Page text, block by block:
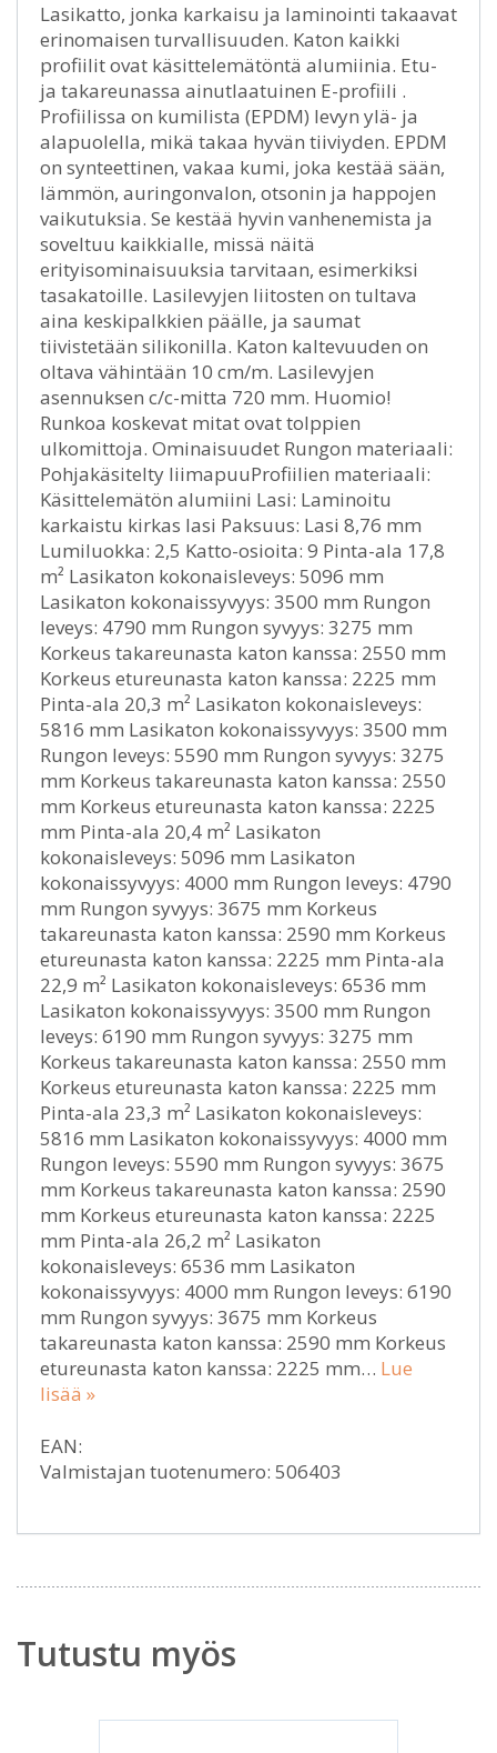
Lasikatto, jonka karkaisu ja laminointi takaavat
erinomaisen turvallisuuden. Katon kaikki
profiilit ovat käsittelemätöntä alumiinia. Etu-
ja takareunassa ainutlaatuinen E-profiili .
Profiilissa on kumilista (EPDM) levyn ylä- ja
alapuolella, mikä takaa hyvän tiiviyden. EPDM
on synteettinen, vakaa kumi, joka kestää sään,
lämmön, auringonvalon, otsonin ja happojen
vaikutuksia. Se kestää hyvin vanhenemista ja
soveltuu kaikkialle, missä näitä
erityisominaisuuksia tarvitaan, esimerkiksi
tasakatoille. Lasilevyjen liitosten on tultava
aina keskipalkkien päälle, ja saumat
tiivistetään silikonilla. Katon kaltevuuden on
oltava vähintään 10 cm/m. Lasilevyjen
asennuksen c/c-mitta 720 mm. Huomio!
Runkoa koskevat mitat ovat tolppien
ulkomittoja. Ominaisuudet Rungon materiaali:
Pohjakäsitelty liimapuuProfiilien materiaali:
Käsittelemätön alumiini Lasi: Laminoitu
karkaistu kirkas lasi Paksuus: Lasi 8,76 mm
Lumiluokka: 2,5 Katto-osioita: 9 Pinta-ala 17,8
m² Lasikaton kokonaisleveys: 5096 mm
Lasikaton kokonaissyvyys: 3500 mm Rungon
leveys: 4790 mm Rungon syvyys: 3275 mm
Korkeus takareunasta katon kanssa: 2550 mm
Korkeus etureunasta katon kanssa: 2225 mm
Pinta-ala 20,3 m² Lasikaton kokonaisleveys:
5816 mm Lasikaton kokonaissyvyys: 3500 mm
Rungon leveys: 5590 mm Rungon syvyys: 3275
mm Korkeus takareunasta katon kanssa: 2550
mm Korkeus etureunasta katon kanssa: 2225
mm Pinta-ala 20,4 m² Lasikaton
kokonaisleveys: 5096 mm Lasikaton
kokonaissyvyys: 4000 mm Rungon leveys: 4790
mm Rungon syvyys: 3675 mm Korkeus
takareunasta katon kanssa: 2590 mm Korkeus
etureunasta katon kanssa: 2225 mm Pinta-ala
22,9 m² Lasikaton kokonaisleveys: 6536 mm
Lasikaton kokonaissyvyys: 3500 mm Rungon
leveys: 6190 mm Rungon syvyys: 3275 mm
Korkeus takareunasta katon kanssa: 2550 mm
Korkeus etureunasta katon kanssa: 2225 mm
Pinta-ala 23,3 m² Lasikaton kokonaisleveys:
5816 mm Lasikaton kokonaissyvyys: 4000 mm
Rungon leveys: 5590 mm Rungon syvyys: 3675
mm Korkeus takareunasta katon kanssa: 2590
mm Korkeus etureunasta katon kanssa: 2225
mm Pinta-ala 26,2 m² Lasikaton
kokonaisleveys: 6536 mm Lasikaton
kokonaissyvyys: 4000 mm Rungon leveys: 6190
mm Rungon syvyys: 3675 mm Korkeus
takareunasta katon kanssa: 2590 mm Korkeus
etureunasta katon kanssa: 2225 mm… Lue
lisää »
EAN:
Valmistajan tuotenumero: 506403
Tutustu myös